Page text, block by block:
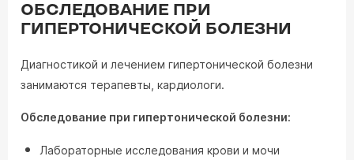
ОБСЛЕДОВАНИЕ ПРИ
ГИПЕРТОНИЧЕСКОЙ БОЛЕЗНИ
Диагностикой и лечением гипертонической болезни
занимаются терапевты, кардиологи.
Обследование при гипертонической болезни:
Лабораторные исследования крови и мочи